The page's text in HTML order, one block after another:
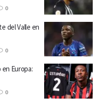
0
del Valle en
0
Europa:
0